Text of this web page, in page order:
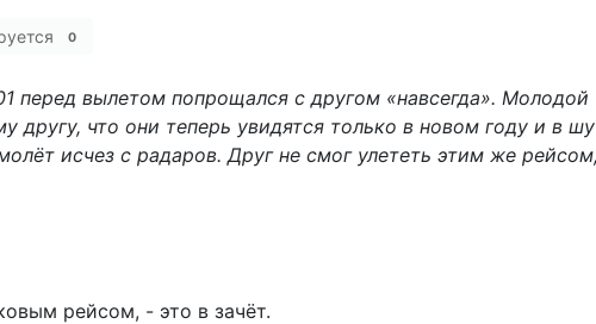
0
вылетом попрощался с другом «навсегда». Молодой
другу, что они теперь увидятся только в новом году и в
исчез с радаров. Друг не смог улететь этим же
рейсом, - это в зачёт.